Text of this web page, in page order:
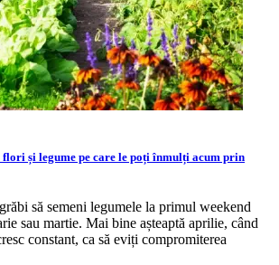
și legume pe care le poți înmulți acum prin
să semeni legumele la primul weekend
sau martie. Mai bine așteaptă aprilie, când
constant, ca să eviți compromiterea